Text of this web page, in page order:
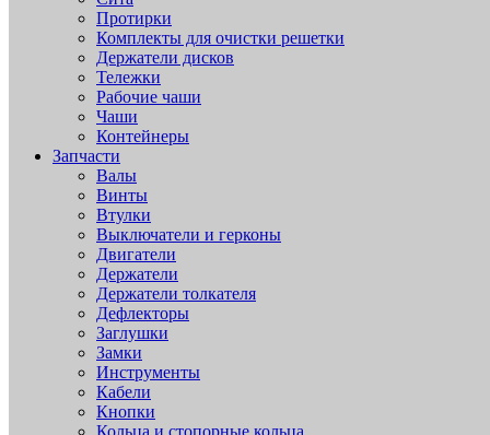
Протирки
Комплекты для очистки решетки
Держатели дисков
Тележки
Рабочие чаши
Чаши
Контейнеры
Запчасти
Валы
Винты
Втулки
Выключатели и герконы
Двигатели
Держатели
Держатели толкателя
Дефлекторы
Заглушки
Замки
Инструменты
Кабели
Кнопки
Кольца и стопорные кольца